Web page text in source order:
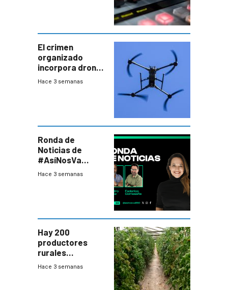
El crimen
organizado
incorpora drones
y abre un nuevo
Hace 3 semanas
Ronda de
Noticias de
#AsíNosVa
(20/7/26)
Hace 3 semanas
Hay 200
productores
rurales
afectados tras
Hace 3 semanas